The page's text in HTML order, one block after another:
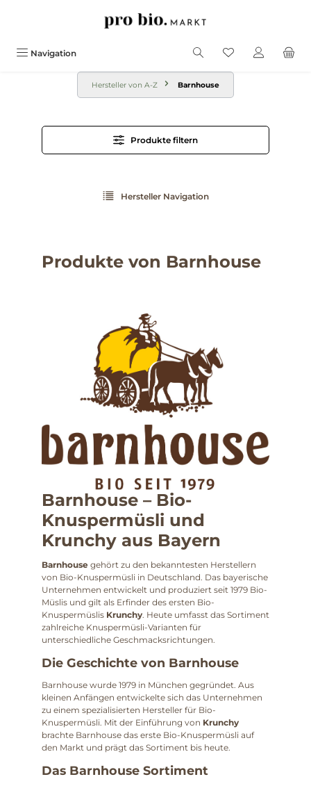
Navigation
Hersteller von A-Z Barnhouse
Produkte filtern
Hersteller Navigation
Produkte von Barnhouse
Barnhouse – Bio-
Knuspermüsli und
Krunchy aus Bayern
Barnhouse gehört zu den bekanntesten Herstellern
von Bio-Knuspermüsli in Deutschland. Das bayerische
Unternehmen entwickelt und produziert seit 1979 Bio-
Müslis und gilt als Erfinder des ersten Bio-
Knuspermüslis Krunchy. Heute umfasst das Sortiment
zahlreiche Knuspermüsli-Varianten für
unterschiedliche Geschmacksrichtungen.
Die Geschichte von Barnhouse
Barnhouse wurde 1979 in München gegründet. Aus
kleinen Anfängen entwickelte sich das Unternehmen
zu einem spezialisierten Hersteller für Bio-
Knuspermüsli. Mit der Einführung von Krunchy
brachte Barnhouse das erste Bio-Knuspermüsli auf
den Markt und prägt das Sortiment bis heute.
Das Barnhouse Sortiment